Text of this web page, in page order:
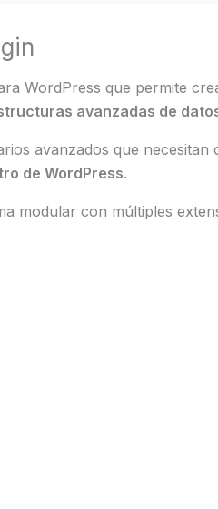
WordPress que permite
avanzadas de
avanzados que
de WordPress.
modular con múltiples